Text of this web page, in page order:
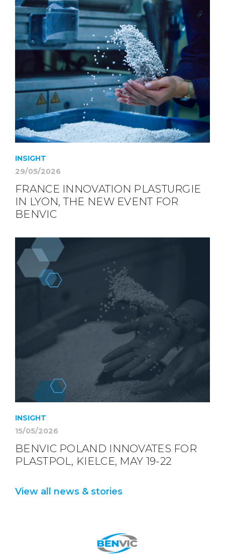
INSIGHT
29/05/2026
FRANCE INNOVATION PLASTURGIE
IN LYON, THE NEW EVENT FOR
BENVIC
INSIGHT
15/05/2026
BENVIC POLAND INNOVATES FOR
PLASTPOL, KIELCE, MAY 19-22
View all news & stories